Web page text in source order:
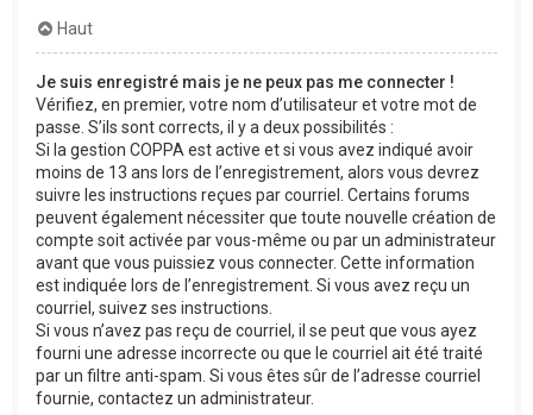
Haut
Je suis enregistré mais je ne peux pas me connecter !
Vérifiez, en premier, votre nom d’utilisateur et votre mot de
passe. S’ils sont corrects, il y a deux possibilités :
Si la gestion COPPA est active et si vous avez indiqué avoir
moins de 13 ans lors de l’enregistrement, alors vous devrez
suivre les instructions reçues par courriel. Certains forums
peuvent également nécessiter que toute nouvelle création de
compte soit activée par vous-même ou par un administrateur
avant que vous puissiez vous connecter. Cette information
est indiquée lors de l’enregistrement. Si vous avez reçu un
courriel, suivez ses instructions.
Si vous n’avez pas reçu de courriel, il se peut que vous ayez
fourni une adresse incorrecte ou que le courriel ait été traité
par un filtre anti-spam. Si vous êtes sûr de l’adresse courriel
fournie, contactez un administrateur.